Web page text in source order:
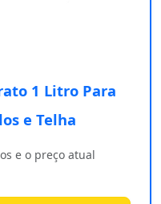
1 Litro Para
e Telha
e o preço atual